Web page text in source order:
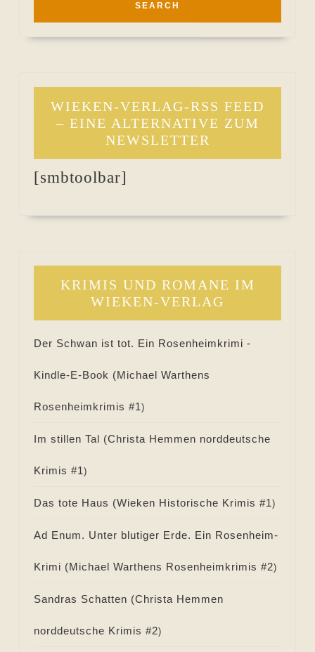
WIEKEN-VERLAG-RSS FEED
– EINE ALTERNATIVE ZUM
NEWSLETTER
[smbtoolbar]
KRIMIS UND ROMANE IM
WIEKEN-VERLAG
Der Schwan ist tot. Ein Rosenheimkrimi -
Kindle-E-Book (Michael Warthens
Rosenheimkrimis #1)
Im stillen Tal (Christa Hemmen norddeutsche
Krimis #1)
Das tote Haus (Wieken Historische Krimis #1 )
Ad Enum. Unter blutiger Erde. Ein Rosenheim-
Krimi (Michael Warthens Rosenheimkrimis #2)
Sandras Schatten (Christa Hemmen
norddeutsche Krimis #2)